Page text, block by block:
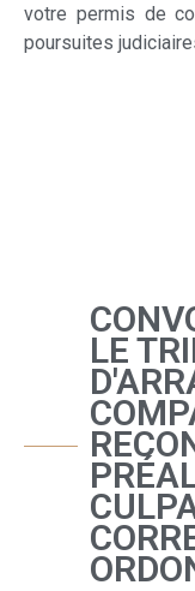
votre permis de
poursuites
LE